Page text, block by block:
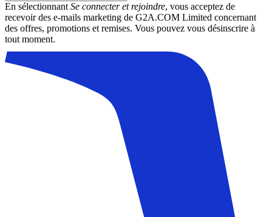
En sélectionnant Se connecter et rejoindre, vous acceptez de
recevoir des e-mails marketing de G2A.COM Limited concernant
des offres, promotions et remises. Vous pouvez vous désinscrire à
tout moment.